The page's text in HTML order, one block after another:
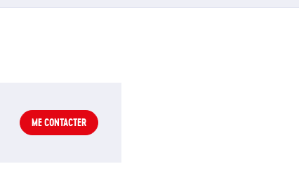
ME CONTACTER